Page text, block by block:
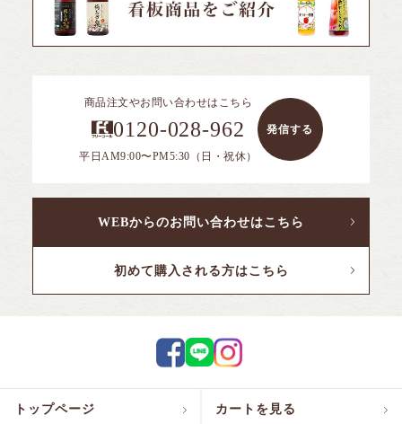
商品注文やお問い合わせはこちら
0120-028-962
平日AM9:00〜PM5:30（日・祝休）
発信する
WEBからのお問い合わせはこちら
初めて購入される方はこちら
トップページ カートを見る